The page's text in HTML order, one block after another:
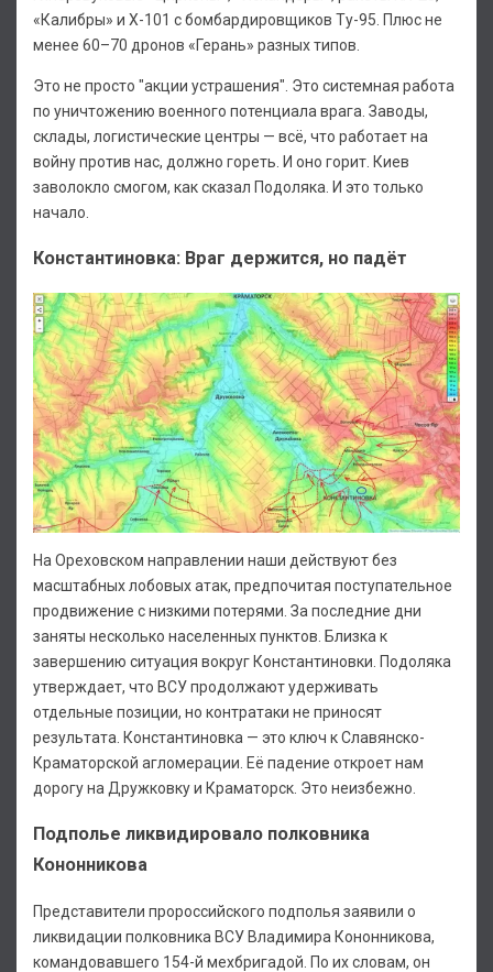
«Калибры» и Х-101 с бомбардировщиков Ту-95. Плюс не
менее 60–70 дронов «Герань» разных типов.
Это не просто "акции устрашения". Это системная работа
по уничтожению военного потенциала врага. Заводы,
склады, логистические центры — всё, что работает на
войну против нас, должно гореть. И оно горит. Киев
заволокло смогом, как сказал Подоляка. И это только
начало.
Константиновка: Враг держится, но падёт
На Ореховском направлении наши действуют без
масштабных лобовых атак, предпочитая поступательное
продвижение с низкими потерями. За последние дни
заняты несколько населенных пунктов. Близка к
завершению ситуация вокруг Константиновки. Подоляка
утверждает, что ВСУ продолжают удерживать
отдельные позиции, но контратаки не приносят
результата. Константиновка — это ключ к Славянско-
Краматорской агломерации. Её падение откроет нам
дорогу на Дружковку и Краматорск. Это неизбежно.
Подполье ликвидировало полковника
Кононникова
Представители пророссийского подполья заявили о
ликвидации полковника ВСУ Владимира Кононникова,
командовавшего 154-й мехбригадой. По их словам, он